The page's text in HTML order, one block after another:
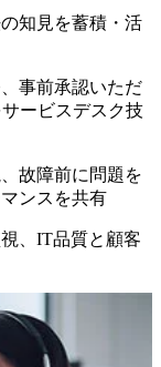
知見を蓄積・活
事前承認いただ
ービスデスク技
故障前に問題を
ンスを共有
、IT品質と顧客